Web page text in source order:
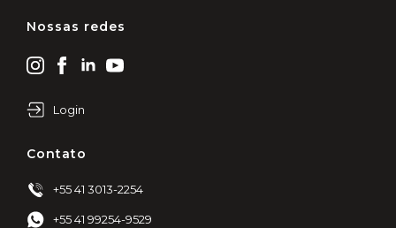
Nossas redes
Login
Contato
+55 41 3013-2254
+55 41 99254-9529